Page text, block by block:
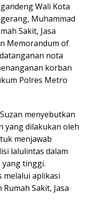
Wali Kota
Muhammad
Sakit, Jasa
Memorandum of
nota
korban
Polres Metro
menyebutkan
yang dilakukan oleh
menjawab
lalulintas dalam
tinggi.
melalui aplikasi
Sakit, Jasa